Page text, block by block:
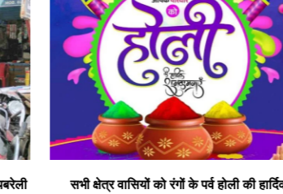
दीपक सोनी प्रत्याशी जिलापंचायत